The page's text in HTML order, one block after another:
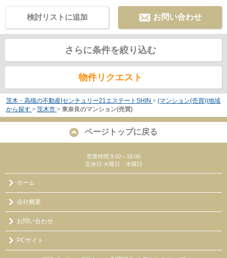
お問い合わせ
検討リストに追加
さらに条件を絞り込む
物件リクエスト
茨木・高槻の不動産|センチュリー21エステートSHIN > (マンション(売買))地域
から探す > 茨木市 > 東奈良のマンション(売買)
ページトップに戻る
営業時間:9:00～18:00
定休日:火曜日・水曜日
ホーム
会社概要
お問い合わせ
PCサイト